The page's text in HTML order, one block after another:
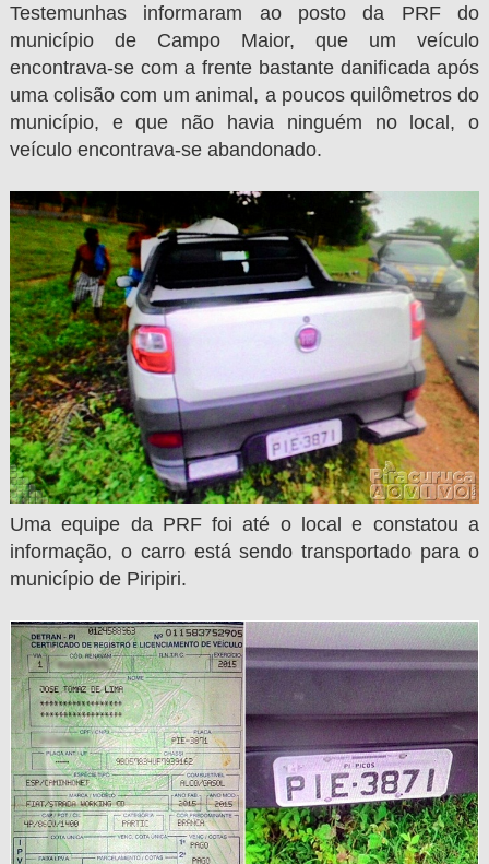
Testemunhas informaram ao posto da PRF do
município de Campo Maior, que um veículo
encontrava-se com a frente bastante danificada após
uma colisão com um animal, a poucos quilômetros do
município, e que não havia ninguém no local, o
veículo encontrava-se abandonado.
Uma equipe da PRF foi até o local e constatou a
informação, o carro está sendo transportado para o
município de Piripiri.